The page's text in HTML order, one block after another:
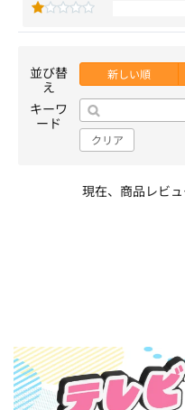
並び替
え
新しい順
キーワ
ード
クリア
現在、商品レビュ